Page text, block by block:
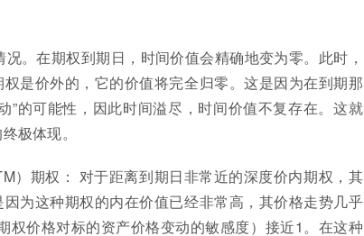
。在期权到期日，时间价值会精确地变为零。此时，
是价外的，它的价值将完全归零。这是因为在到期那
”的可能性，因此时间溢尽，时间价值不复存在。这就
极体现。
）期权： 对于距离到期日非常近的深度价内期权，其
为这种期权的内在价值已经非常高，其价格走势几乎
权价格对标的资产价格变动的敏感度）接近1。在这种